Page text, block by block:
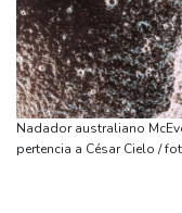
Nadador australiano